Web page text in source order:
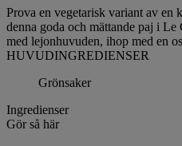
Prova en vegetarisk variant av en
denna goda och mättande paj i Le
med lejonhuvuden, ihop med en
HUVUDINGREDIENSER
Grönsaker
Ingredienser
Gör så här